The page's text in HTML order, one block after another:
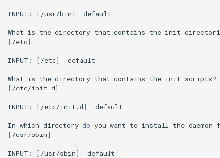
INPUT: [ /usr/bin] default
What is the directory that contains the init
[ /etc]
INPUT: [ /etc] default
What is the directory that contains the init scripts?
[ /etc/init.d]
INPUT: [ /etc/init.d] default
In which directory do you want to install the daemon
[ /usr/sbin]
INPUT: [ /usr/sbin] default